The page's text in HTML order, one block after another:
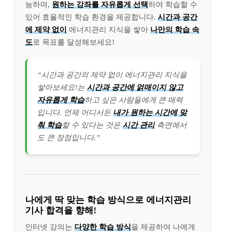
능하며, 원하는 강좌를 자유롭게 선택하여 학습할 수
있어 효율적인 학습 환경을 제공합니다. 시간과 공간
에 제약 없이
에너지관리 지식을 쌓아 나만의 학습 속
도로 목표를 달성해보세요!
“시간과 공간의 제약 없이 에너지관리 지식을
쌓아보세요!는 시간과 공간에 얽매이지 않고
자유롭게 학습하고 싶은 사람들에게 큰 매력
입니다. 언제 어디서든 내가 원하는 시간에 맞
춰 학습할 수 있다는 것은 시간 관리측면에서
도 큰 장점입니다.”
나에게 딱 맞는 학습 방식으로 에너지관리
기사 합격을 향해!
인터넷 강의는 다양한 학습 방식을 제공하여 나에게